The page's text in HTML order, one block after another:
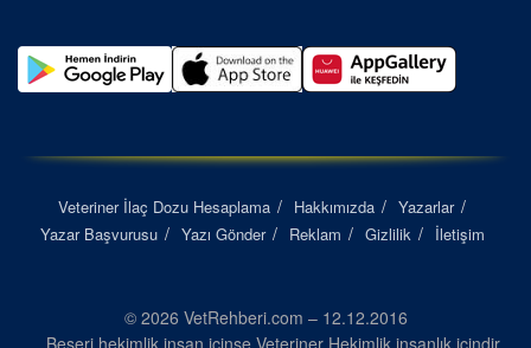
Veteriner İlaç Dozu Hesaplama Hakkımızda
Yazarlar
Yazar Başvurusu
Yazı Gönder Reklam Gizlilik İletişim
© 2026 VetRehberi.com – 12.12.2016